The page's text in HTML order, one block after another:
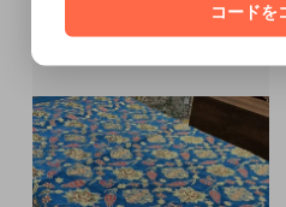
コードを